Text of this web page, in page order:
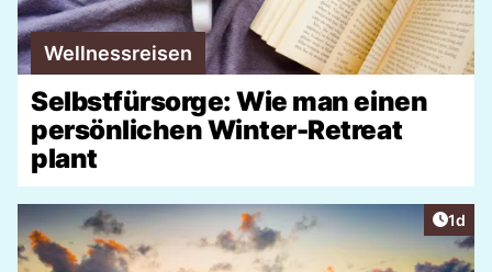
Wellnessreisen
Selbstfürsorge: Wie man einen
persönlichen Winter-Retreat
plant
1d